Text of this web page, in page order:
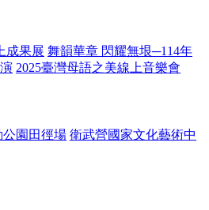
成果展 舞韻華章 閃耀無垠─114年
2025臺灣母語之美線上音樂會
公園田徑場 衛武營國家文化藝術中